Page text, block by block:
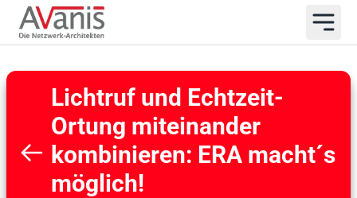
Lichtruf und Echtzeit-
Ortung miteinander
kombinieren: ERA macht´s
möglich!